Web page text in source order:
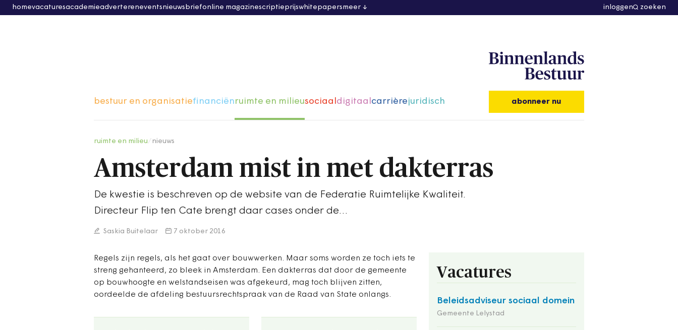
homevacaturesacademieadvertereneventsnieuwsbriefonline magazinescriptieprijswhitepapersmeer inloggen zoeken
bestuur en organisatiefinanciënruimte en milieusociaaldigitaalcarrièrejuridisch abonneer nu
ruimte en milieu nieuws
Amsterdam mist in met dakterras
De kwestie is beschreven op de website van de Federatie Ruimtelijke Kwaliteit.
Directeur Flip ten Cate brengt daar cases onder de…
Saskia Buitelaar 7 oktober 2016
Regels zijn regels, als het gaat over bouwwerken. Maar soms worden ze toch iets te
streng gehanteerd, zo bleek in Amsterdam. Een dakterras dat door de gemeente
op bouwhoogte en welstandseisen was afgekeurd, mag toch blijven zitten,
oordeelde de afdeling bestuursrechtspraak van de Raad van State onlangs.
Vacatures
Beleidsadviseur sociaal domein
Gemeente Lelystad